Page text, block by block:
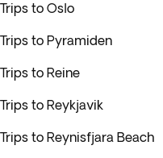
Trips to Oslo
Trips to Pyramiden
Trips to Reine
Trips to Reykjavik
Trips to Reynisfjara Beach